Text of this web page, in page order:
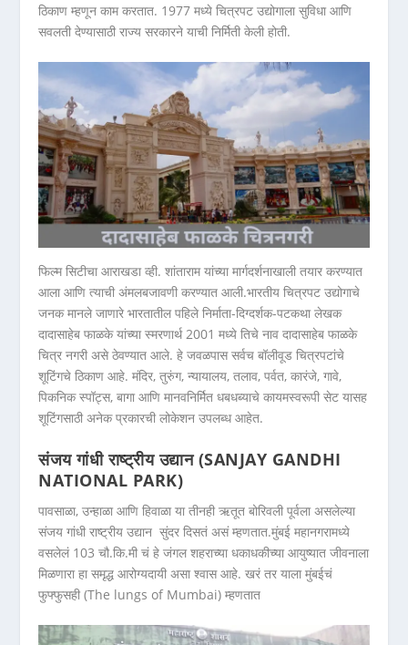
ठिकाण म्हणून काम करतात. 1977 मध्ये चित्रपट उद्योगाला सुविधा आणि
सवलती देण्यासाठी राज्य सरकारने याची निर्मिती केली होती.
फिल्म सिटीचा आराखडा व्ही. शांताराम यांच्या मार्गदर्शनाखाली तयार करण्यात
आला आणि त्याची अंमलबजावणी करण्यात आली.भारतीय चित्रपट उद्योगाचे
जनक मानले जाणारे भारतातील पहिले निर्माता-दिग्दर्शक-पटकथा लेखक
दादासाहेब फाळके यांच्या स्मरणार्थ 2001 मध्ये तिचे नाव दादासाहेब फाळके
चित्र नगरी असे ठेवण्यात आले. हे जवळपास सर्वच बॉलीवूड चित्रपटांचे
शूटिंगचे ठिकाण आहे. मंदिर, तुरुंग, न्यायालय, तलाव, पर्वत, कारंजे, गावे,
पिकनिक स्पॉट्स, बागा आणि मानवनिर्मित धबधब्याचे कायमस्वरूपी सेट यासह
शूटिंगसाठी अनेक प्रकारची लोकेशन उपलब्ध आहेत.
संजय गांधी राष्ट्रीय उद्यान (SANJAY GANDHI
NATIONAL PARK)
पावसाळा, उन्हाळा आणि हिवाळा या तीनही ऋतूत बोरिवली पूर्वला असलेल्या
संजय गांधी राष्ट्रीय उद्यान सुंदर दिसतं असं म्हणतात.मुंबई महानगरामध्ये
वसलेलं 103 चौ.कि.मी चं हे जंगल शहराच्या धकाधकीच्या आयुष्यात जीवनाला
मिळणारा हा समृद्ध आरोग्यदायी असा श्वास आहे. खरं तर याला मुंबईचं
फुफ्फुसही (The lungs of Mumbai) म्हणतात